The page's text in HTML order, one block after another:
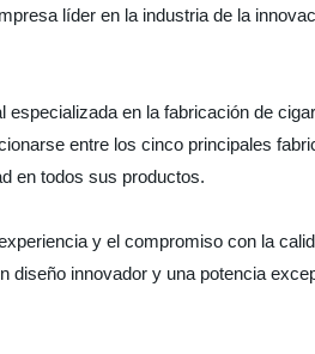
líder en la industria de la
especializada en la fabricación de
entre los cinco principales
en todos sus productos.
y el compromiso con la
innovador y una potencia